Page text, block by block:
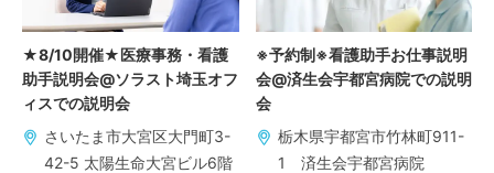
★8/10開催★医療事務・看護
助手説明会@ソラスト埼玉オフ
ィスでの説明会
さいたま市大宮区大門町3-
42-5 太陽生命大宮ビル6階
※予約制※看護助手お仕事説明
会@済生会宇都宮病院での説明
会
栃木県宇都宮市竹林町911-
1 済生会宇都宮病院